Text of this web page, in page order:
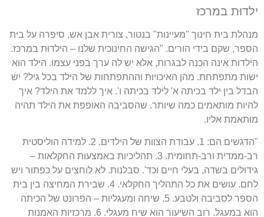
ילדוּת במרכז
מנהלת בית חינוך "מעיינות" בנטור, צורית אבן אש, סיפרה על בית
הספר, שקם בידי הורים. "הגישה החינוכית שלנו – הילדוּת במרכז.
הילדות אינה הכנה לבגרות, אלא יש לה ערך בפני עצמו. הילד הוא
ישות מתפתחת. מהן האיכויות וההתפתחות של הילד בכל גיל? יש
הבדל בין ילד בכיתה א' לילד בכיתה ו'. איך ללמד את הילד? איך
להיות מותאמים כמה שיותר. שהסביבה האופפת את הילד תהיה
מותאמת אליו.
"הדגשים הם: 1. עבודת הצוות של הילדים. 2. למידה הוליסטית
רב-ממדית ורב-תחומית. 3. תהליכיות באמצעות החקלאות –
גידולים בשדה, בעלי חיים וכד'. סבלנות. לא לוחצים על כפתור ויש
לחם. עושים את כל התהליך החקלאי. 4. שבירת המחיצה בין בית
הספר לסביבה ולטבע. 5. שיחה ומעגליות – הפרונט של הכיתה
הוא במעגל. רוב השיעור הוא שיח מעגלי. 6. מרכזיות האמנות